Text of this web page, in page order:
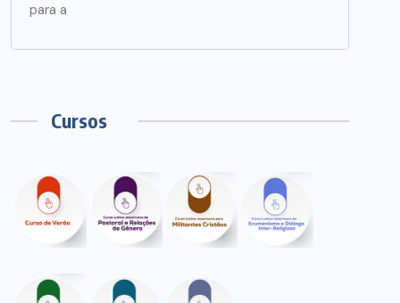
para a
Cursos